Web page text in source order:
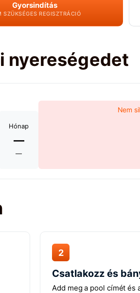
Gyorsindítás
SZÜKSÉGES REGISZTRÁCIÓ
nyereségedet
Hónap
—
—
Nem
2
Csatlakozz és
Add meg a pool címét és